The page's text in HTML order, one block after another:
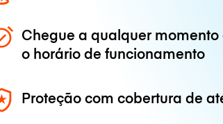
Chegue a qualquer momento
o horário de funcionamento
Proteção com cobertura de